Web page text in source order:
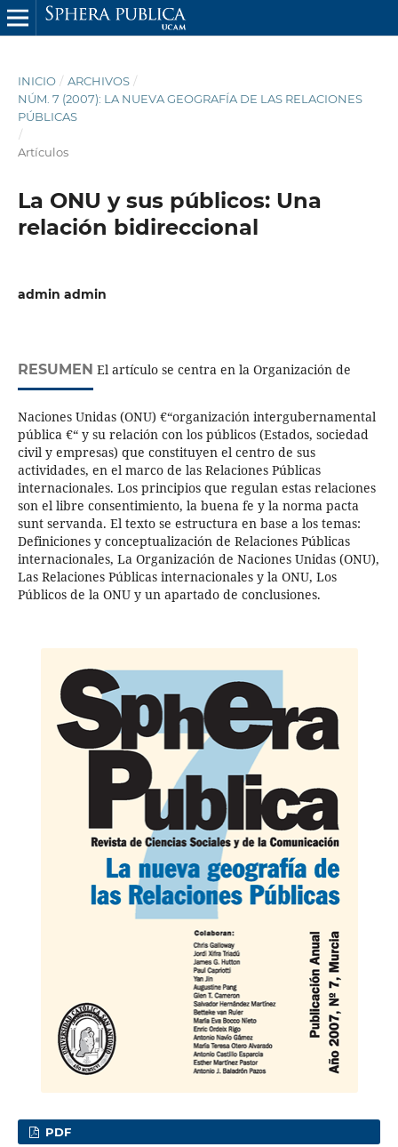
INICIO / ARCHIVOS /
NÚM. 7 (2007): LA NUEVA GEOGRAFÍA DE LAS RELACIONES
PÚBLICAS
/
Artículos
La ONU y sus públicos: Una
relación bidireccional
admin admin
RESUMEN El artículo se centra en la Organización de
Naciones Unidas (ONU) €“organización intergubernamental
pública €“ y su relación con los públicos (Estados, sociedad
civil y empresas) que constituyen el centro de sus
actividades, en el marco de las Relaciones Públicas
internacionales. Los principios que regulan estas relaciones
son el libre consentimiento, la buena fe y la norma pacta
sunt servanda. El texto se estructura en base a los temas:
Definiciones y conceptualización de Relaciones Públicas
internacionales, La Organización de Naciones Unidas (ONU),
Las Relaciones Públicas internacionales y la ONU, Los
Públicos de la ONU y un apartado de conclusiones.
PDF